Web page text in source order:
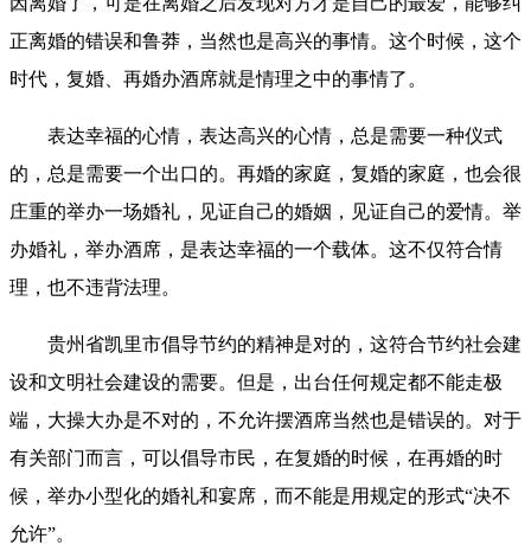
正离婚的错误和鲁莽，当然也是高兴的事情。这个时候，这个
时代，复婚、再婚办酒席就是情理之中的事情了。
表达幸福的心情，表达高兴的心情，总是需要一种仪式
的，总是需要一个出口的。再婚的家庭，复婚的家庭，也会很
庄重的举办一场婚礼，见证自己的婚姻，见证自己的爱情。举
办婚礼，举办酒席，是表达幸福的一个载体。这不仅符合情
理，也不违背法理。
贵州省凯里市倡导节约的精神是对的，这符合节约社会建
设和文明社会建设的需要。但是，出台任何规定都不能走极
端，大操大办是不对的，不允许摆酒席当然也是错误的。对于
有关部门而言，可以倡导市民，在复婚的时候，在再婚的时
候，举办小型化的婚礼和宴席，而不能是用规定的形式“决不
允许”。